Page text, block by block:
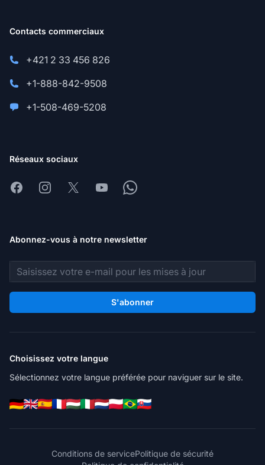
Contacts commerciaux
+421 2 33 456 826
+1-888-842-9508
+1-508-469-5208
Réseaux sociaux
FacebookInstagram
X YoutubeWhatsapp
Abonnez-vous à notre newsletter
Adresse e-mail
S'abonner
Choisissez votre langue
Sélectionnez votre langue préférée pour naviguer sur le site.
Conditions de servicePolitique de sécurité